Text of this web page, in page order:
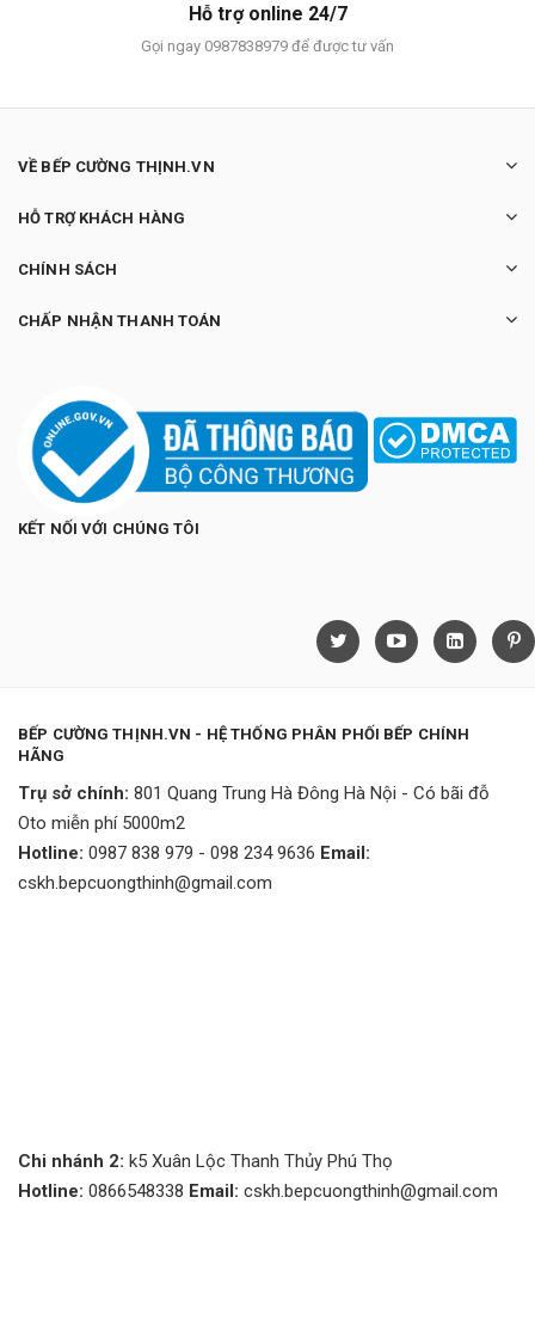
Hỗ trợ online 24/7
Gọi ngay 0987838979 để được tư vấn
VỀ BẾP CƯỜNG THỊNH.VN
HỖ TRỢ KHÁCH HÀNG
CHÍNH SÁCH
CHẤP NHẬN THANH TOÁN
KẾT NỐI VỚI CHÚNG TÔI
BẾP CƯỜNG THỊNH.VN - HỆ THỐNG PHÂN PHỐI BẾP CHÍNH
HÃNG
Trụ sở chính: 801 Quang Trung Hà Đông Hà Nội - Có bãi đỗ
Oto miễn phí 5000m2
Hotline: 0987 838 979 - 098 234 9636 Email:
cskh.bepcuongthinh@gmail.com
Chi nhánh 2: k5 Xuân Lộc Thanh Thủy Phú Thọ
Hotline: 0866548338 Email: cskh.bepcuongthinh@gmail.com